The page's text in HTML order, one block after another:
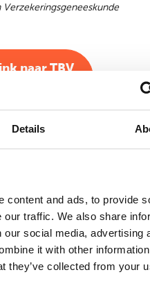
Details
content and ads, to provide
our traffic. We also share
social media, advertising
it with other
they’ve collected from your
naar TBV
in de
1 mei 2024